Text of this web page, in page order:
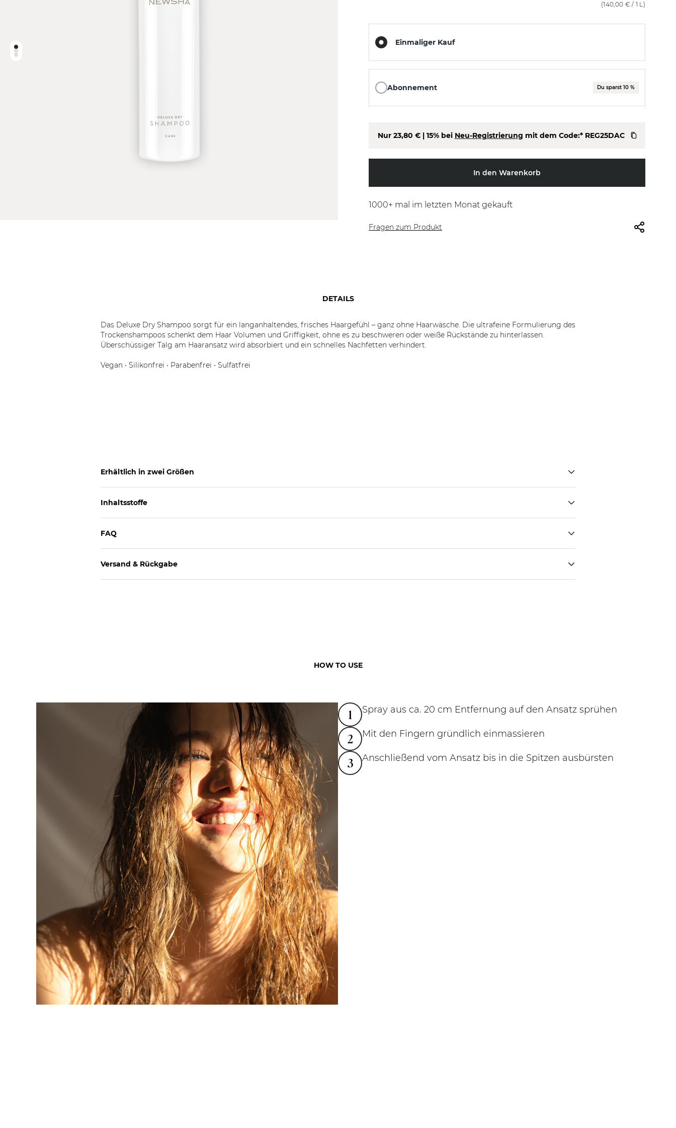
(140,00 € / 1 L)
Einmaliger Kauf
Abonnement Du sparst 10 %
Nur 23,80 €| 15% bei Neu-Registrierung mit dem Code:* REG25DAC
In den Warenkorb
1000+ mal im letzten Monat gekauft
Fragen zum Produkt
DETAILS
Das Deluxe Dry Shampoo sorgt für ein langanhaltendes, frisches Haargefühl – ganz ohne Haarwäsche. Die ultrafeine Formulierung des
Trockenshampoos schenkt dem Haar Volumen und Griffigkeit, ohne es zu beschweren oder weiße Rückstände zu hinterlassen.
Überschüssiger Talg am Haaransatz wird absorbiert und ein schnelles Nachfetten verhindert.
Vegan • Silikonfrei • Parabenfrei • Sulfatfrei
Erhältlich in zwei Größen
Inhaltsstoffe
FAQ
Versand & Rückgabe
HOW TO USE
1 Spray aus ca. 20 cm Entfernung auf den Ansatz sprühen
2 Mit den Fingern gründlich einmassieren
3 Anschließend vom Ansatz bis in die Spitzen ausbürsten